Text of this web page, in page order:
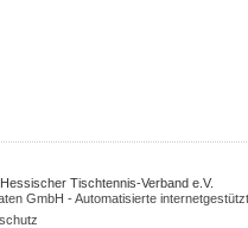
Tischtennis-Verband e.V.
GmbH - Automatisierte